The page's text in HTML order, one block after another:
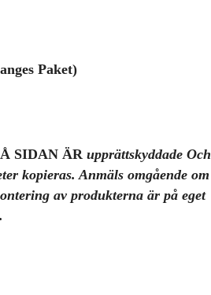
Paket)
SIDAN ÄR upprättskyddade
kopieras. Anmäls omgående
av produkterna är på eget